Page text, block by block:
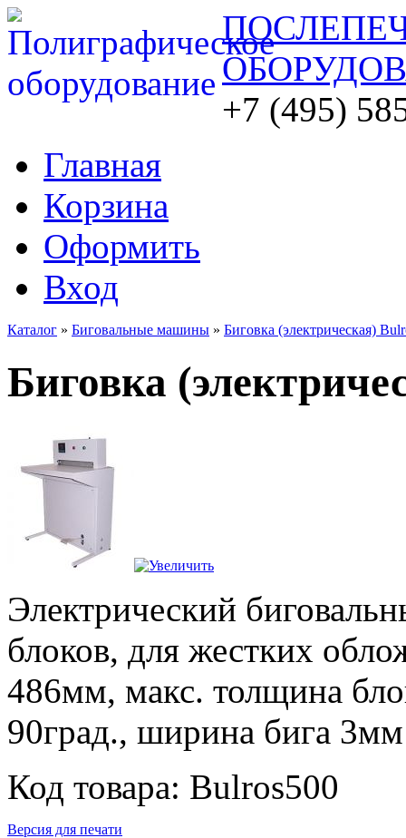
+7 (495)
Главная
Корзина
Оформить
Вход
Каталог » Биговальные машины » Биговка (электрическая)
Биговка
Электрический
блоков, для жестких
486мм, макс. толщина
90град., ширина бига 3мм
Код товара: Bulros500
Версия для печати